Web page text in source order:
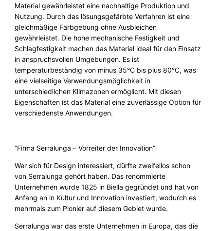
Materialgewährleistet eine nachhaltige Produktion und
Nutzung. Durch das lösungsgefärbte Verfahren ist eine
gleichmäßige Farbgebung ohne Ausbleichen
gewährleistet. Die hohe mechanische Festigkeit und
Schlagfestigkeit machen das Material ideal für den Einsatz
in anspruchsvollen Umgebungen. Es ist
temperaturbeständig von minus 35°C bis plus 80°C, was
eine vielseitige Verwendungsmöglichkeit in
unterschiedlichen Klimazonen ermöglicht. Mit diesen
Eigenschaften ist das Material eine zuverlässige Option für
verschiedenste Anwendungen.
“Firma Serralunga – Vorreiter der Innovation”
Wer sich für Design interessiert, dürfte zweifellos schon
von Serralunga gehört haben. Das renommierte
Unternehmen wurde 1825 in Biella gegründet und hat von
Anfang an in Kultur und Innovation investiert, wodurch es
mehrmals zum Pionier auf diesem Gebiet wurde.
Serralunga war das erste Unternehmen in Europa, das die